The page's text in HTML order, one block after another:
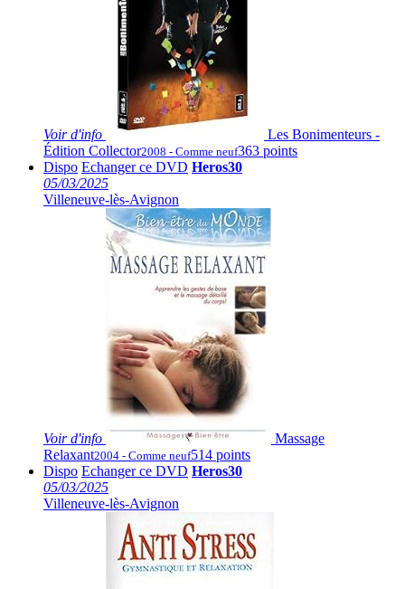
Voir d'info
Les Bonimenteurs -
Édition Collector2008 - Comme neuf363 points
Dispo Echanger ce DVD Heros30
05/03/2025
Villeneuve-lès-Avignon
Voir d'info
Massage
Relaxant2004 - Comme neuf514 points
Dispo Echanger ce DVD Heros30
05/03/2025
Villeneuve-lès-Avignon